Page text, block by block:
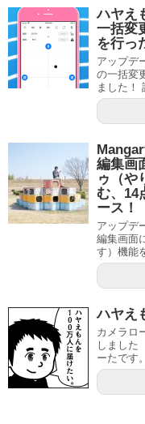
ハヤえ
一括変
を行っ
アップデ
の一括変
ました！
編集画
ゥ（や
む、14
ース！
アップデ
編集画面
す）機能
ハヤえ
カメラロ
しまし
ーたです